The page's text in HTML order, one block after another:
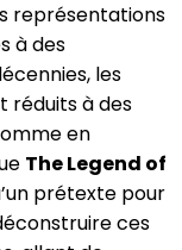
représentations
à des
les
réduits à des
en
The Legend of
prétexte pour
ces